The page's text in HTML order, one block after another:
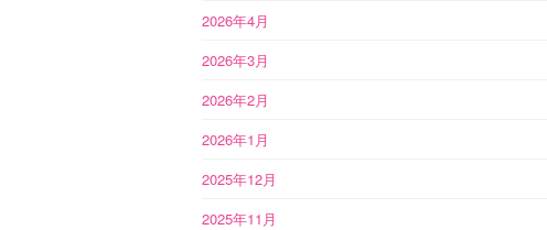
2026年4月
2026年3月
2026年2月
2026年1月
2025年12月
2025年11月